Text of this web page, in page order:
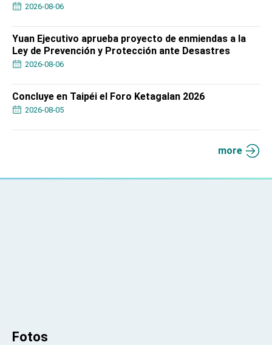
2026-08-06
Yuan Ejecutivo aprueba proyecto de enmiendas a la
Ley de Prevención y Protección ante Desastres
2026-08-06
Concluye en Taipéi el Foro Ketagalan 2026
2026-08-05
more
Fotos